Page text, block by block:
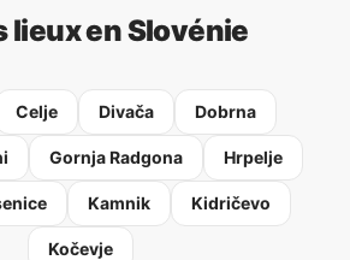
lieux en Slovénie
Celje Divača Dobrna
Gornja Radgona Hrpelje
Kamnik Kidričevo
Kočevje